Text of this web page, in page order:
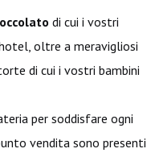
di cui i vostri
oltre a meravigliosi
di cui i vostri bambini
per soddisfare ogni
vendita sono presenti